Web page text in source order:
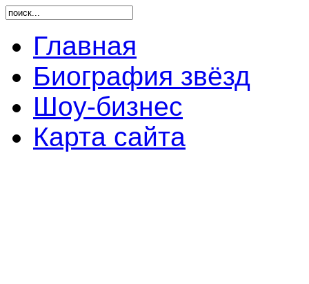
Главная
Биография звёзд
Шоу-бизнес
Карта сайта